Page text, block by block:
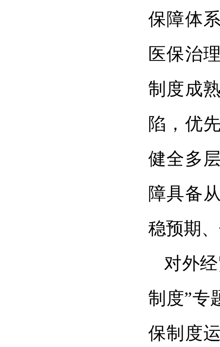
保障体
医保治
制度成
陷，优
健全多
障具备
稳预期
对外
制度”专
保制度